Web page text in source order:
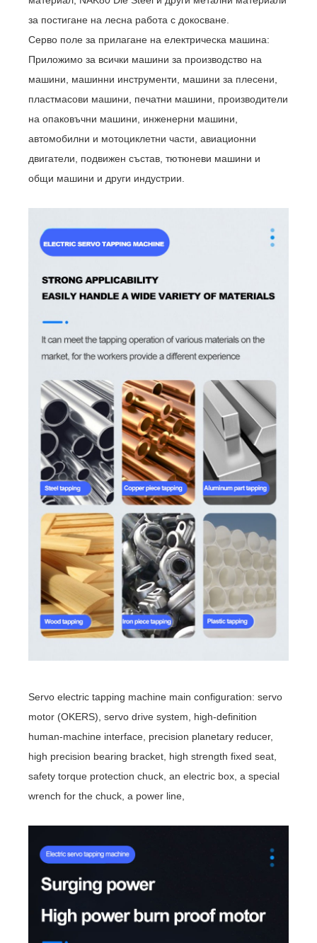
за постигане на лесна работа с докосване.
Серво поле за прилагане на електрическа машина:
Приложимо за всички машини за производство на
машини, машинни инструменти, машини за плесени,
пластмасови машини, печатни машини, производители
на опаковъчни машини, инженерни машини,
автомобилни и мотоциклетни части, авиационни
двигатели, подвижен състав, тютюневи машини и
общи машини и други индустрии.
Servo electric tapping machine main configuration: servo
motor (OKERS), servo drive system, high-definition
human-machine interface, precision planetary reducer,
high precision bearing bracket, high strength fixed seat,
safety torque protection chuck, an electric box, a special
wrench for the chuck, a power line,